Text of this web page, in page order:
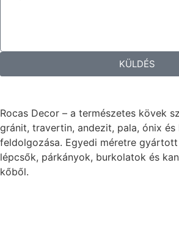
KÜLDÉS
Rocas Decor – a természetes kövek
gránit, travertin, andezit, pala, ónix
feldolgozása. Egyedi méretre
lépcsők, párkányok, burkolatok és
kőből.